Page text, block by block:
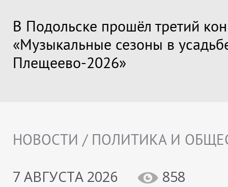
В Подольске прошёл третий
«Музыкальные сезоны в
Плещеево-2026»
НОВОСТИ / ПОЛИТИКА И
7 АВГУСТА 2026
858